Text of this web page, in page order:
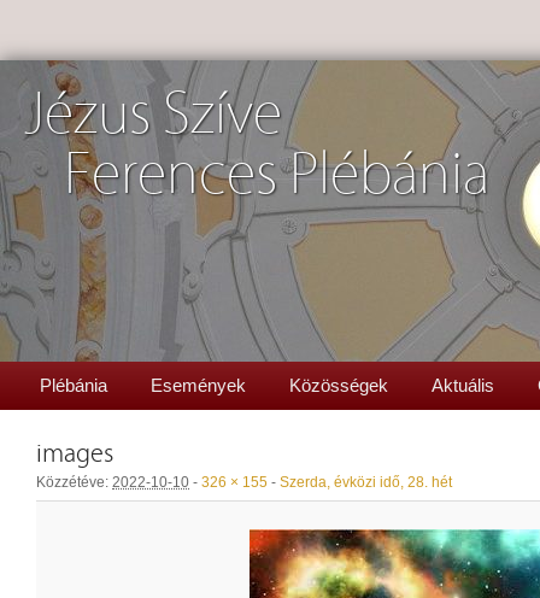
Jézus Szíve
Ferences Plébánia
Plébánia Események Közösségek Aktuális
images
Közzétéve: 2022-10-10 - 326 × 155 - Szerda, évközi idő, 28. hét